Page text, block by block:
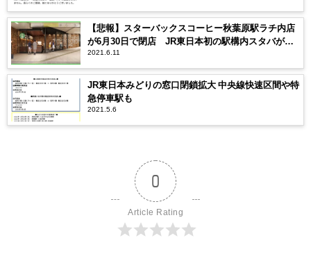
【悲報】スターバックスコーヒー秋葉原駅ラチ内店
が6月30日で閉店 JR東日本初の駅構内スタバが消
滅
2021.6.11
JR東日本みどりの窓口閉鎖拡大 中央線快速区間や特
急停車駅も
2021.5.6
0
Article Rating